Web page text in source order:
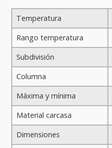
Temperatura
Rango temperatura
Subdivisión
Columna
Máxima y mínima
Material carcasa
Dimensiones